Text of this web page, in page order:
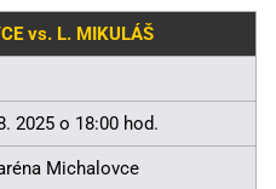
vs. L. MIKULÁŠ
2025 o 18:00 hod.
Michalovce